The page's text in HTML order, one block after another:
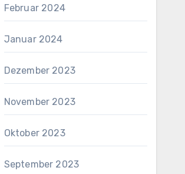
Februar 2024
Januar 2024
Dezember 2023
November 2023
Oktober 2023
September 2023